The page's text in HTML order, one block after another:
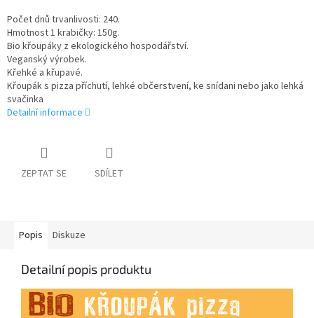
Počet dnů trvanlivosti: 240.
Hmotnost 1 krabičky: 150g.
Bio křoupáky z ekologického hospodářství.
Veganský výrobek.
Křehké a křupavé.
Křoupák s pizza příchutí, lehké občerstvení, ke snídani nebo jako lehká
svačinka
Detailní informace
ZEPTAT SE SDÍLET
Popis Diskuze
Detailní popis produktu